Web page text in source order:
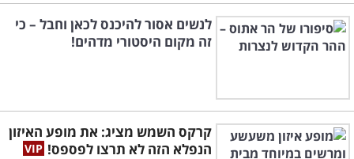
לנשים אסור להיכנס לכאן וחבל – כי
זה מקום היסטורי מדהים!
קרקס השמש מציג: את מופע האיזון
הנפלא הזה לא תרצו לפספס!